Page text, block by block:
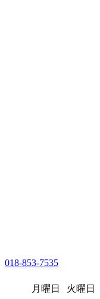
018-853-7535
月曜日 火曜日